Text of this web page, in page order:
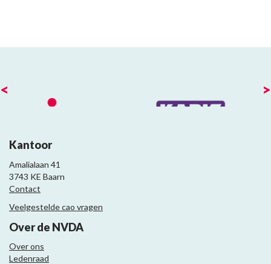
< >
Kantoor
Amalialaan 41
3743 KE Baarn
Contact
Veelgestelde cao vragen
Over de NVDA
Over ons
Ledenraad